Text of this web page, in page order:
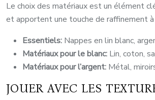
Le choix des matériaux est un élément
et apportent une touche de raffinement
Essentiels: Nappes en lin blanc,
Matériaux pour le blanc: Lin, coton,
Matériaux pour l’argent: Métal,
JOUER AVEC LES